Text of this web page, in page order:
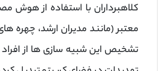
کلاهبرداران با استفاده از هوش
معتبر (مانند مدیران ارشد، چهره‌
تشخیص این شبیه‌ سازی ‌ها از